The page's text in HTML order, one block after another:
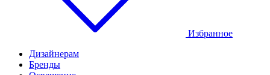
Избранное
Дизайнерам
Бренды